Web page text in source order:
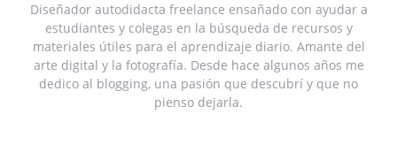
Diseñador autodidacta freelance ensañado con ayudar a
estudiantes y colegas en la búsqueda de recursos y
materiales útiles para el aprendizaje diario. Amante del
arte digital y la fotografía. Desde hace algunos años me
dedico al blogging, una pasión que descubrí y que no
pienso dejarla.